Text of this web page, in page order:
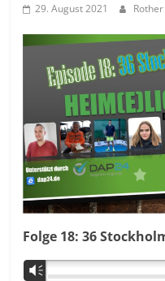
29. August 2021 Rother
Folge 18: 36
Vm